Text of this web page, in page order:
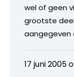
wel of geen
grootste
aangegeven
17 juni 2005